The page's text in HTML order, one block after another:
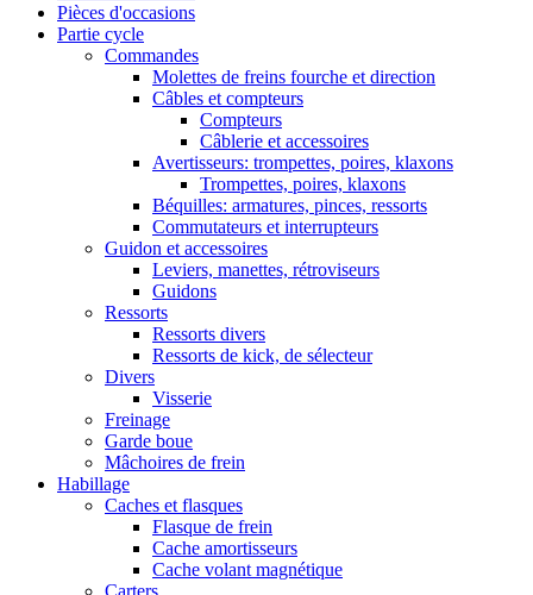
Pièces d'occasions
Partie cycle
Commandes
Molettes de freins fourche et direction
Câbles et compteurs
Compteurs
Câblerie et accessoires
Avertisseurs: trompettes, poires, klaxons
Trompettes, poires, klaxons
Béquilles: armatures, pinces, ressorts
Commutateurs et interrupteurs
Guidon et accessoires
Leviers, manettes, rétroviseurs
Guidons
Ressorts
Ressorts divers
Ressorts de kick, de sélecteur
Divers
Visserie
Freinage
Garde boue
Mâchoires de frein
Habillage
Caches et flasques
Flasque de frein
Cache amortisseurs
Cache volant magnétique
Carters